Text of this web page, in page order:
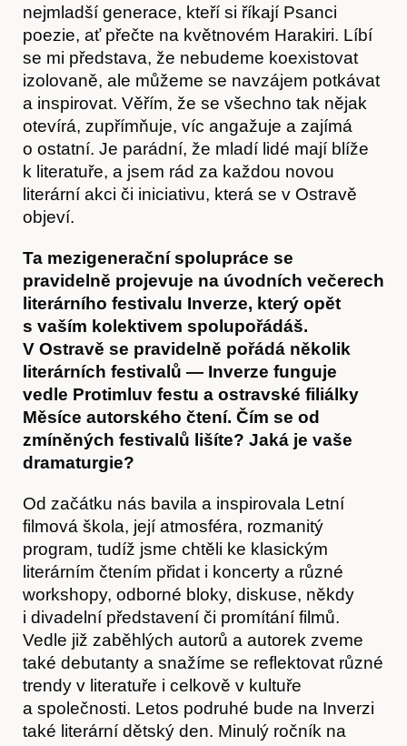
Články
nejmladší generace, kteří si říkají Psanci
poezie, ať přečte na květnovém Harakiri. Líbí
se mi představa, že nebudeme koexistovat
izolovaně, ale můžeme se navzájem potkávat
a inspirovat. Věřím, že se všechno tak nějak
otevírá, zupřímňuje, víc angažuje a zajímá
o ostatní. Je parádní, že mladí lidé mají blíže
k literatuře, a jsem rád za každou novou
literární akci či iniciativu, která se v Ostravě
objeví.
Ta mezigenerační spolupráce se
pravidelně projevuje na úvodních večerech
literárního festivalu Inverze, který opět
s vaším kolektivem spolupořádáš.
V Ostravě se pravidelně pořádá několik
literárních festivalů — Inverze funguje
vedle Protimluv festu a ostravské filiálky
Měsíce autorského čtení. Čím se od
zmíněných festivalů lišíte? Jaká je vaše
dramaturgie?
Od začátku nás bavila a inspirovala Letní
filmová škola, její atmosféra, rozmanitý
program, tudíž jsme chtěli ke klasickým
literárním čtením přidat i koncerty a různé
workshopy, odborné bloky, diskuse, někdy
i divadelní představení či promítání filmů.
Vedle již zaběhlých autorů a autorek zveme
také debutanty a snažíme se reflektovat různé
trendy v literatuře i celkově v kultuře
a společnosti. Letos podruhé bude na Inverzi
také literární dětský den. Minulý ročník na